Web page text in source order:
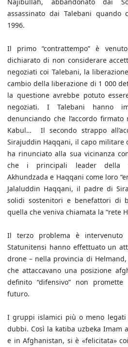
assassinato dai Talebani quando
1996.
Il primo “contrattempo” è
dichiarato di non considerare
negoziati coi Talebani, la
cambio della liberazione di 1 000
la questione avrebbe potuto
negoziati. I Talebani hanno
denunciando che l’accordo
Kabul… Il secondo strappo
Sirajuddin Haqqani, il capo militare
ha rinunciato alla sua vicinanza
che i principali leader della
Akhundzada e Haqqani come loro
Jalaluddin Haqqani, il padre di
solidi sostenitori e benefattori di
quella che veniva chiamata la “rete
Il terzo problema è
Statunitensi hanno effettuato un
drone – nella provincia di
che attaccavano una posizione
definito “difensivo” non
futuro.
I gruppi islamici più o meno legati
dubbi. Così la katiba uzbeka Imam
e in Afghanistan, si è «felicitata»